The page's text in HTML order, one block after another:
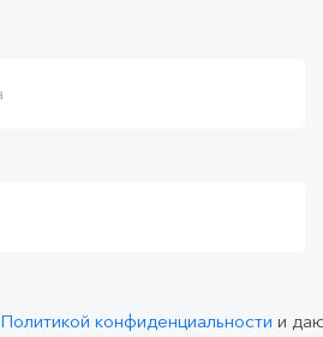
Политикой конфиденциальности и